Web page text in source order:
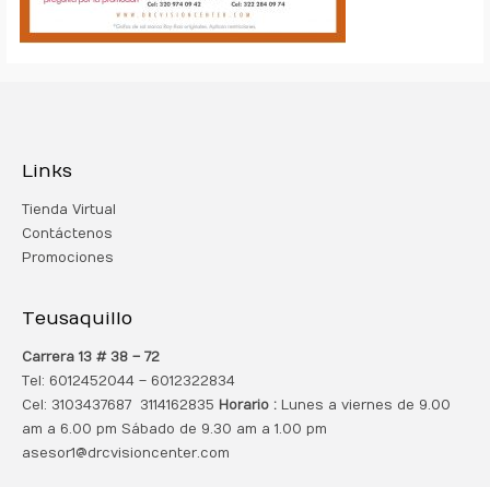
Links
Tienda Virtual
Contáctenos
Promociones
Teusaquillo
Carrera 13 # 38 – 72
Tel: 6012452044 – 6012322834
Cel: 3103437687 3114162835 Horario : Lunes a viernes de 9.00
am a 6.00 pm Sábado de 9.30 am a 1.00 pm
asesor1@drcvisioncenter.com